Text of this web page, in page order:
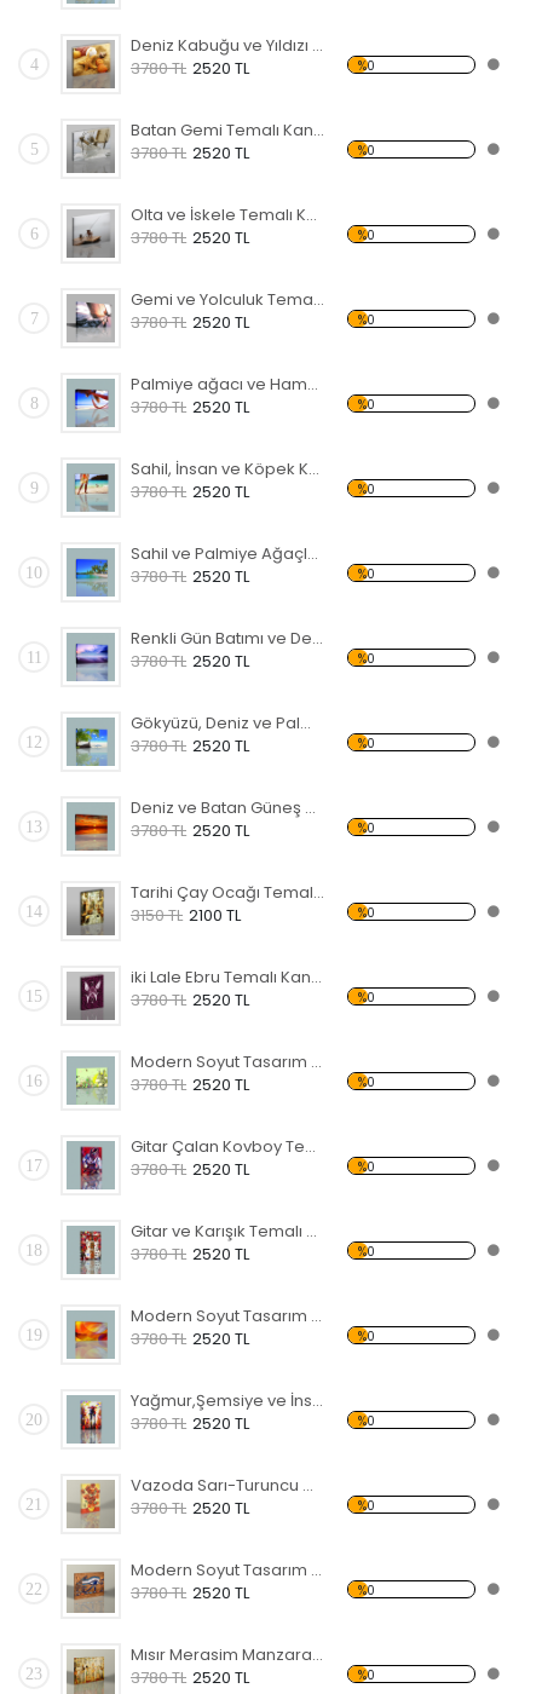
4
Deniz Kabuğu ve Yıldızı Kanvas Tablo
3780 TL 2520 TL %0
5
Batan Gemi Temalı Kanvas Tablo
3780 TL 2520 TL %0
6
Olta ve İskele Temalı Kanvas Tablo
3780 TL 2520 TL %0
7
Gemi ve Yolculuk Temalı Kanvas Tablo
3780 TL 2520 TL %0
8
Palmiye ağacı ve Hamak Kanvas Tablo
3780 TL 2520 TL %0
9
Sahil, İnsan ve Köpek Kanvas Tablo
3780 TL 2520 TL %0
10
Sahil ve Palmiye Ağaçları Kanvas Tablo
3780 TL 2520 TL %0
11
Renkli Gün Batımı ve Deniz Kanvas Tablo
3780 TL 2520 TL %0
12
Gökyüzü, Deniz ve Palmiyeler Kanvas Tablo
3780 TL 2520 TL %0
13
Deniz ve Batan Güneş Kanvas Tablo
3780 TL 2520 TL %0
14
Tarihi Çay Ocağı Temalı Kanvas Tablo
3150 TL 2100 TL %0
15
iki Lale Ebru Temalı Kanvas Tablo
3780 TL 2520 TL %0
16
Modern Soyut Tasarım 42 Kanvas Tablo
3780 TL 2520 TL %0
17
Gitar Çalan Kovboy Temalı Kanvas Tablo
3780 TL 2520 TL %0
18
Gitar ve Karışık Temalı Kanvas Tablo
3780 TL 2520 TL %0
19
Modern Soyut Tasarım 36 Kanvas Tablo
3780 TL 2520 TL %0
20
Yağmur,Şemsiye ve İnsanlar Kanvas Tablo
3780 TL 2520 TL %0
21
Vazoda Sarı-Turuncu Çiçekler Kanvas Tablo
3780 TL 2520 TL %0
22
Modern Soyut Tasarım 37 Kanvas Tablo
3780 TL 2520 TL %0
23
Mısır Merasim Manzaralı Kanvas Tablo
3780 TL 2520 TL %0